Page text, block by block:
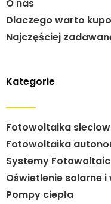
O nas
Dlaczego warto
Najczęściej
Kategorie
Fotowoltaika
Fotowoltaika
Systemy
Oświetlenie solarne
Pompy ciepła